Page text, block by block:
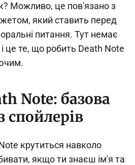
Можливо, це пов'язано з
який ставить перед
питання. Тут немає
і це те, що робить Death Note
Note: базова
спойлерів
крутиться навколо
якщо ти знаєш ім'я та